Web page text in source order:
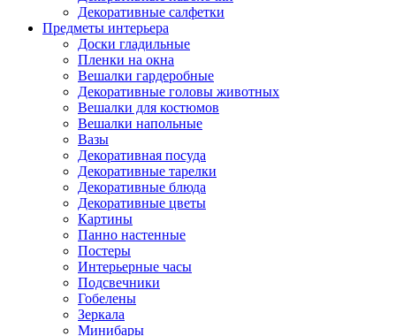
Декоративные салфетки
Предметы интерьера
Доски гладильные
Пленки на окна
Вешалки гардеробные
Декоративные головы животных
Вешалки для костюмов
Вешалки напольные
Вазы
Декоративная посуда
Декоративные тарелки
Декоративные блюда
Декоративные цветы
Картины
Панно настенные
Постеры
Интерьерные часы
Подсвечники
Гобелены
Зеркала
Минибары